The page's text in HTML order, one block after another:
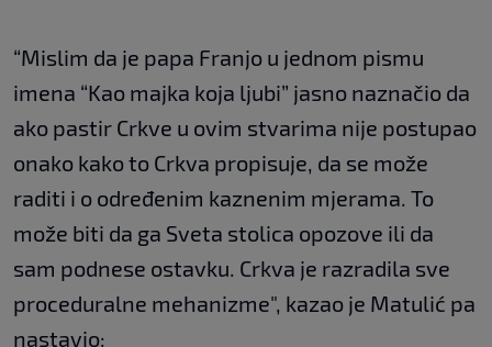
“Mislim da je papa Franjo u jednom pismu
imena “Kao majka koja ljubi” jasno naznačio da
ako pastir Crkve u ovim stvarima nije postupao
onako kako to Crkva propisuje, da se može
raditi i o određenim kaznenim mjerama. To
može biti da ga Sveta stolica opozove ili da
sam podnese ostavku. Crkva je razradila sve
proceduralne mehanizme", kazao je Matulić pa
nastavio: